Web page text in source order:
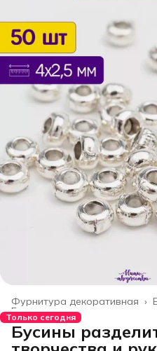
Фурнитура декоративная ›
Главная ›
Только сегодня
Бусины